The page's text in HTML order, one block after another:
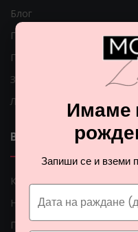
Блог
Гаранция за Вашите пари
Парфюмите
Защо да се регистрирам?
Лесна рекламация
ВАЖНИ ЛИНКОВЕ
Как мога да платя?
Начини на доставка
Проблеми с доставката
Имаме
Запиши се и вземи